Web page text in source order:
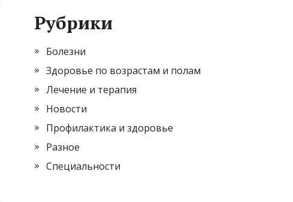
Рубрики
Болезни
Здоровье по возрастам и полам
Лечение и терапия
Новости
Профилактика и здоровье
Разное
Специальности